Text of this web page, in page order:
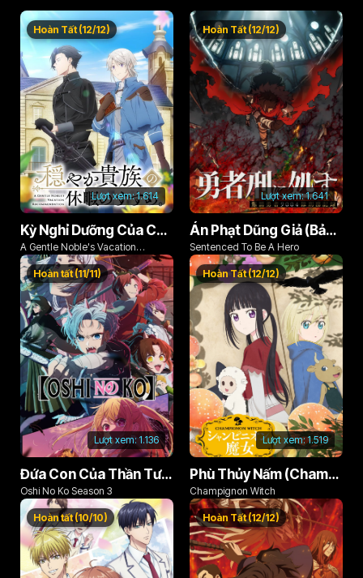
Lượt xem:1.614
Hoàn Tất (12/12)
Kỳ Nghỉ Dưỡng Của Chàng Quý Tộc Ôn Hòa (Odayaka Kizoku no Kyuuka no Susume)
A Gentle Noble's Vacation
Recommendation
Lượt xem:1.641
Hoàn Tất (12/12)
Án Phạt Dũng Giả (Bản Án Anh Hùng)
Sentenced To Be A Hero
Lượt xem: 1.136
Hoàn tất (11/11)
Đứa Con Của Thần Tượng (Phần 3)
Oshi No Ko Season 3
Lượt xem:1.519
Hoàn Tất (12/12)
Phù Thủy Nấm (Champignon no Majo)
Champignon Witch
Hoàn tất (10/10) Hoàn Tất (12/12)